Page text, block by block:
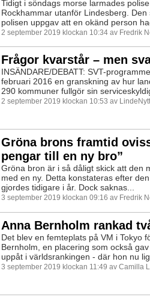
Tidigt i söndags morse larmades
Rockhammar utanför Lindesberg. Den
polisen uppgav att en okänd person
2 september 2019 klockan 10:34 av Fredrik
Frågor kvarstår – men
INSÄNDARE/DEBATT: SVT-
februari 2016 en granskning av hur
290 kommuner fullgör sin
2 september 2019 klockan 10:53 av
Gröna brons framtid
pengar till en ny bro”
Gröna bron är i så dåligt skick att den
med en ny. Detta konstateras efter
gjordes tidigare i år. Dock saknas...
3 september 2019 klockan 09:16 av Fredrik
Anna Bernholm rankad
Det blev en femteplats på VM i Tokyo
Bernholm, en placering som också
uppåt i världsrankingen - där hon nu
3 september 2019 klockan 11:49 av Camilla